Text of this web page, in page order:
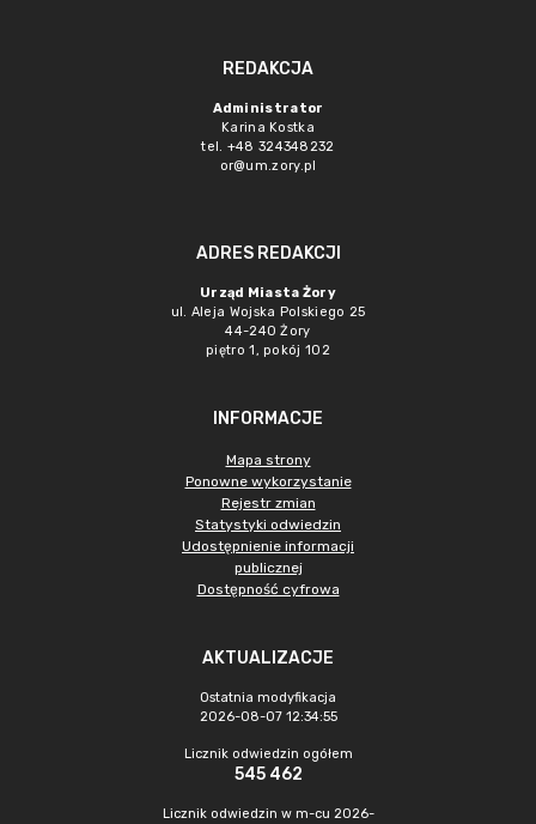
REDAKCJA
Administrator
Karina Kostka
tel. +48 324348232
or@um.zory.pl
ADRES REDAKCJI
Urząd Miasta Żory
ul. Aleja Wojska Polskiego 25
44-240 Żory
piętro 1, pokój 102
INFORMACJE
Mapa strony
Ponowne wykorzystanie
Rejestr zmian
Statystyki odwiedzin
Udostępnienie informacji
publicznej
Dostępność cyfrowa
AKTUALIZACJE
Ostatnia modyfikacja
2026-08-07 12:34:55
Licznik odwiedzin ogółem
545 462
Licznik odwiedzin w m-cu 2026-